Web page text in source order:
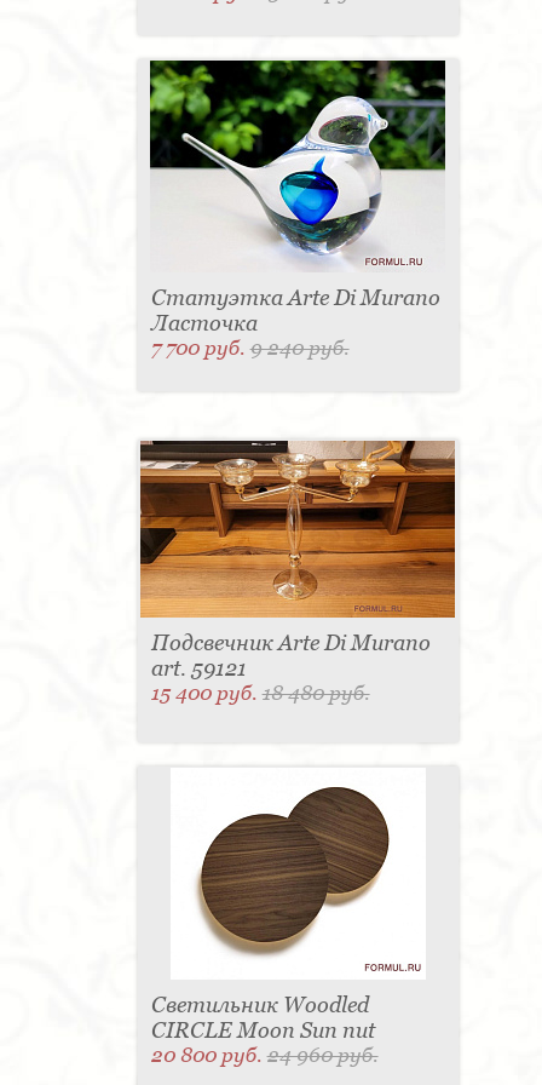
Статуэтка Arte Di Murano
Ласточка
7 700 руб.9 240 руб.
Подсвечник Arte Di Murano
art. 59121
15 400 руб.18 480 руб.
Светильник Woodled
CIRCLE Moon Sun nut
20 800 руб.24 960 руб.